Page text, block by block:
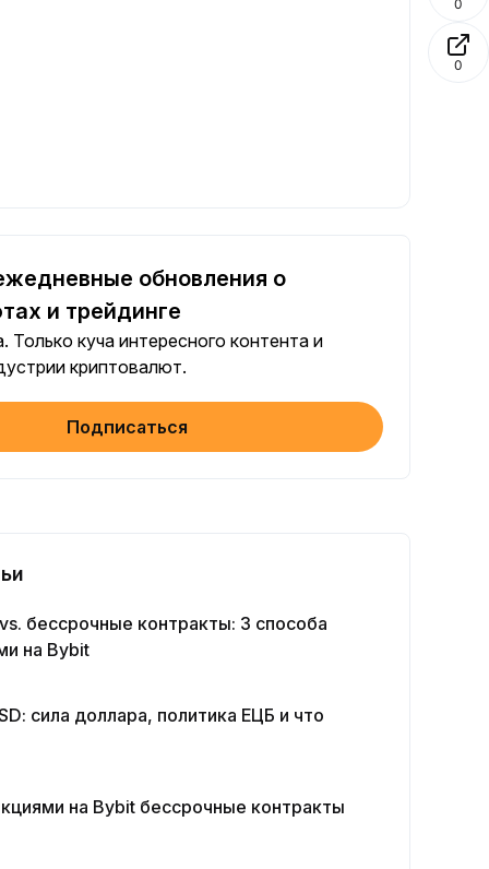
обновления о
и трейдинге
Только куча интересного контента и
криптовалют.
Подписаться
бессрочные контракты: 3 способа
на Bybit
сила доллара, политика ЕЦБ и что
на Bybit бессрочные контракты
0
0